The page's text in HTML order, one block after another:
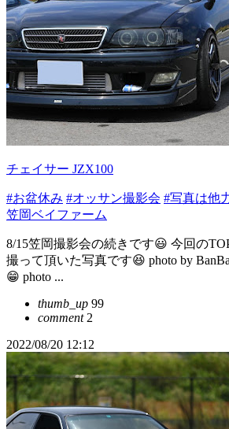
チェイサー JZX100
#お盆休み #オッサン撮影会 #写真は他
笠岡ベイファーム
8/15笠岡撮影会の続きです😃 今回の
撮って頂いた写真です😆 photo by
😁 photo ...
thumb_up 99
comment2
2022/08/20 12:12